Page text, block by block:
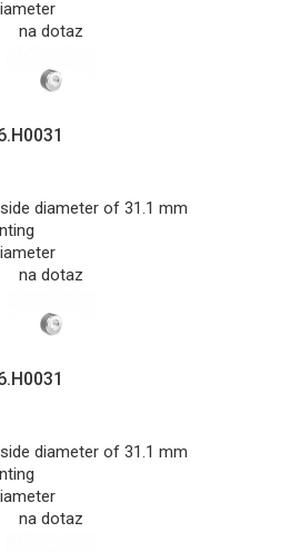
na dotaz
diameter of 31.1 mm
na dotaz
diameter of 31.1 mm
na dotaz